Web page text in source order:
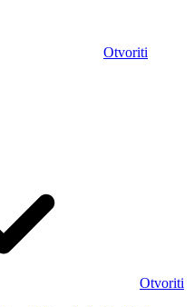
Otvoriti
Otvoriti